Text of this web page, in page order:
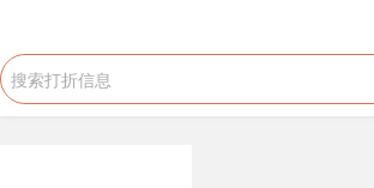
过
内